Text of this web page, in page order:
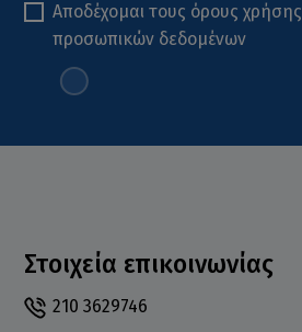
Αποδέχομαι τους όρους χρήσης
προσωπικών δεδομένων
Στοιχεία επικοινωνίας
210 3629746